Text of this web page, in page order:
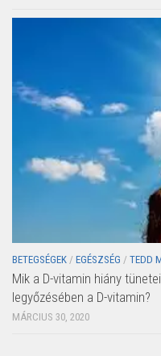
BETEGSÉGEK / EGÉSZSÉG / TEDD
Mik a D-vitamin hiány
legyőzésében a D-vitamin?
MÁRCIUS 30, 2020